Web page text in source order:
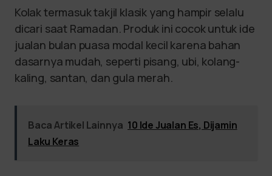
Kolak termasuk takjil klasik yang hampir selalu
dicari saat Ramadan. Produk ini cocok untuk ide
jualan bulan puasa modal kecil karena bahan
dasarnya mudah, seperti pisang, ubi, kolang-
kaling, santan, dan gula merah.
Baca Artikel Lainnya 10 Ide Jualan Es, Dijamin
Laku Keras